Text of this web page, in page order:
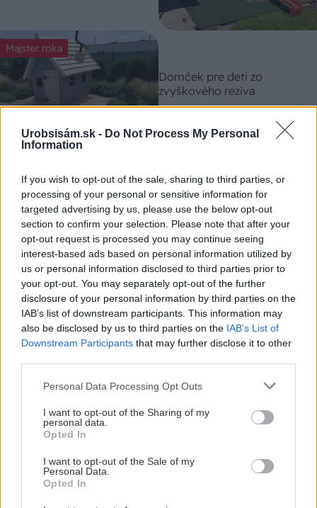
Urobsisám.sk - Do Not Process My Personal
Information
If you wish to opt-out of the sale, sharing to third parties, or
processing of your personal or sensitive information for
targeted advertising by us, please use the below opt-out
section to confirm your selection. Please note that after your
opt-out request is processed you may continue seeing
interest-based ads based on personal information utilized by
us or personal information disclosed to third parties prior to
your opt-out. You may separately opt-out of the further
disclosure of your personal information by third parties on the
IAB’s list of downstream participants. This information may
also be disclosed by us to third parties on the IAB’s List of
Downstream Participants that may further disclose it to other
Please note that this website/app uses one or more Google
not limited to your visit or usage behaviour. You may click to
grant or deny consent to Google and its third-party tags to
use your data for below specified purposes in below Google
consent section.
Personal Data Processing Opt Outs
I want to opt-out of the Sharing of my
personal data.
Opted In
I want to opt-out of the Sale of my
Personal Data.
Opted In
Majster roka
Domček pre deti zo
zvyškového reziva
Altánok so záhradnou
hojdačkou a detským
domčekom
Majster roka
Dvojpodlažný záhradný
domček pre deti
Majster roka
Záhradný domček pre deti
s hojdačkou a šmykľavkou